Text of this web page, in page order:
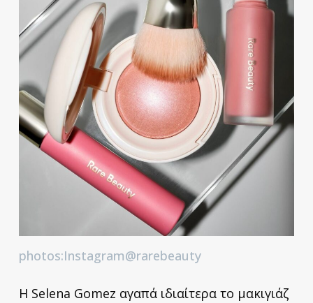
photos:Instagram@rarebeauty
Η Selena Gomez αγαπά ιδιαίτερα το μακιγιάζ